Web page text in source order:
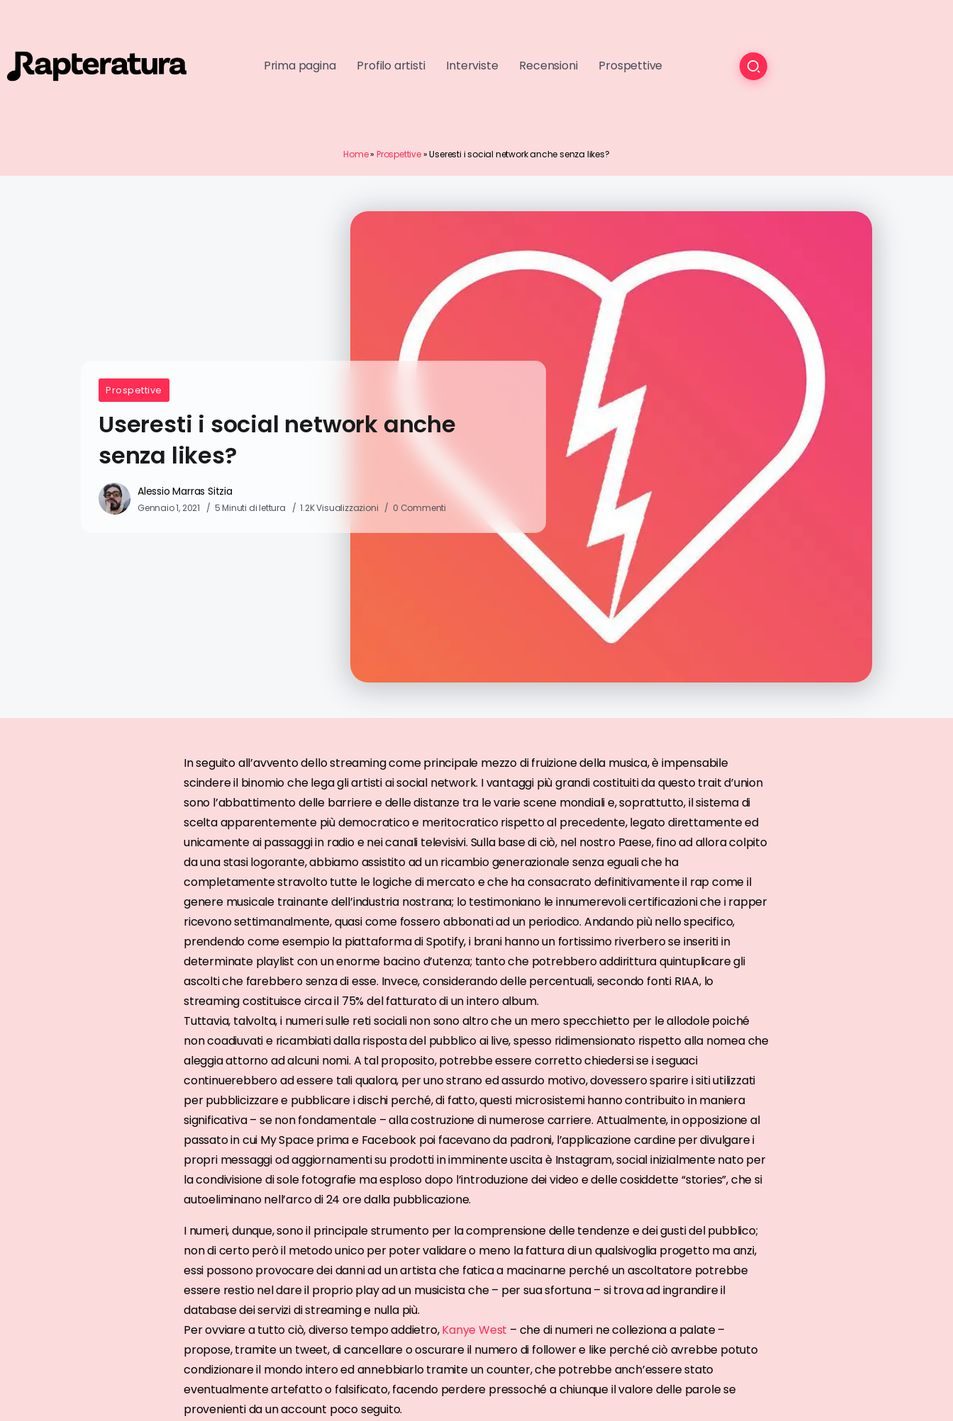
Prima pagina Profilo artisti Interviste Recensioni Prospettive
Home»Prospettive»Useresti i social network anche senza likes?
Prospettive
Useresti i social network anche
senza likes?
Alessio Marras Sitzia
Gennaio 1, 2021 5 Minuti di lettura 1.2K Visualizzazioni 0 Commenti
In seguito all’avvento dello streaming come principale mezzo di fruizione della musica, è impensabile
scindere il binomio che lega gli artisti ai social network. I vantaggi più grandi costituiti da questo trait d’union
sono l’abbattimento delle barriere e delle distanze tra le varie scene mondiali e, soprattutto, il sistema di
scelta apparentemente più democratico e meritocratico rispetto al precedente, legato direttamente ed
unicamente ai passaggi in radio e nei canali televisivi. Sulla base di ciò, nel nostro Paese, fino ad allora colpito
da una stasi logorante, abbiamo assistito ad un ricambio generazionale senza eguali che ha
completamente stravolto tutte le logiche di mercato e che ha consacrato definitivamente il rap come il
genere musicale trainante dell’industria nostrana; lo testimoniano le innumerevoli certificazioni che i rapper
ricevono settimanalmente, quasi come fossero abbonati ad un periodico. Andando più nello specifico,
prendendo come esempio la piattaforma di Spotify, i brani hanno un fortissimo riverbero se inseriti in
determinate playlist con un enorme bacino d’utenza; tanto che potrebbero addirittura quintuplicare gli
ascolti che farebbero senza di esse. Invece, considerando delle percentuali, secondo fonti RIAA, lo
streaming costituisce circa il 75% del fatturato di un intero album.
Tuttavia, talvolta, i numeri sulle reti sociali non sono altro che un mero specchietto per le allodole poiché
non coadiuvati e ricambiati dalla risposta del pubblico ai live, spesso ridimensionato rispetto alla nomea che
aleggia attorno ad alcuni nomi. A tal proposito, potrebbe essere corretto chiedersi se i seguaci
continuerebbero ad essere tali qualora, per uno strano ed assurdo motivo, dovessero sparire i siti utilizzati
per pubblicizzare e pubblicare i dischi perché, di fatto, questi microsistemi hanno contribuito in maniera
significativa – se non fondamentale – alla costruzione di numerose carriere. Attualmente, in opposizione al
passato in cui My Space prima e Facebook poi facevano da padroni, l’applicazione cardine per divulgare i
propri messaggi od aggiornamenti su prodotti in imminente uscita è Instagram, social inizialmente nato per
la condivisione di sole fotografie ma esploso dopo l’introduzione dei video e delle cosiddette “stories”, che si
autoeliminano nell’arco di 24 ore dalla pubblicazione.
I numeri, dunque, sono il principale strumento per la comprensione delle tendenze e dei gusti del pubblico;
non di certo però il metodo unico per poter validare o meno la fattura di un qualsivoglia progetto ma anzi,
essi possono provocare dei danni ad un artista che fatica a macinarne perché un ascoltatore potrebbe
essere restio nel dare il proprio play ad un musicista che – per sua sfortuna – si trova ad ingrandire il
database dei servizi di streaming e nulla più.
Per ovviare a tutto ciò, diverso tempo addietro,Kanye West – che di numeri ne colleziona a palate –
propose, tramite un tweet, di cancellare o oscurare il numero di follower e like perché ciò avrebbe potuto
condizionare il mondo intero ed annebbiarlo tramite un counter, che potrebbe anch’essere stato
eventualmente artefatto o falsificato, facendo perdere pressoché a chiunque il valore delle parole se
provenienti da un account poco seguito.